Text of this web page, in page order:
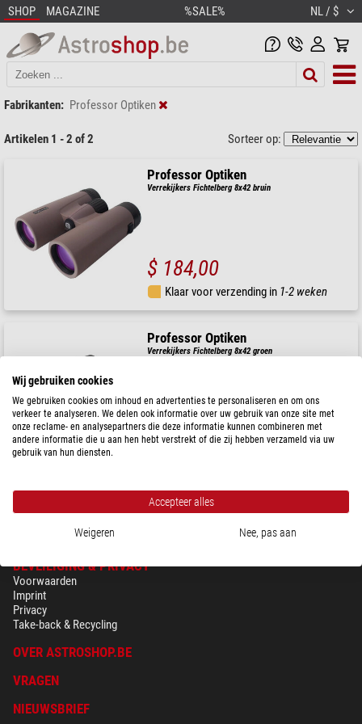
SHOP MAGAZINE %SALE% NL / $
Fabrikanten: Professor Optiken
Artikelen 1 - 2 of 2 Sorteer op:
Professor Optiken
Verrekijkers Fichtelberg 8x42 bruin
$ 184,00
Klaar voor verzending in 1-2 weken
Professor Optiken
Verrekijkers Fichtelberg 8x42 groen
$ 184,00
BEVEILIGING & PRIVACY
Voorwaarden
Imprint
Privacy
Take-back & Recycling
OVER ASTROSHOP.BE
VRAGEN
NIEUWSBRIEF
Wij gebruiken cookies
We gebruiken cookies om inhoud en advertenties te personaliseren en om ons
verkeer te analyseren. We delen ook informatie over uw gebruik van onze site met
onze reclame- en analysepartners die deze informatie kunnen combineren met
andere informatie die u aan hen hebt verstrekt of die zij hebben verzameld via uw
gebruik van hun diensten.
Accepteer alles
Weigeren Nee, pas aan